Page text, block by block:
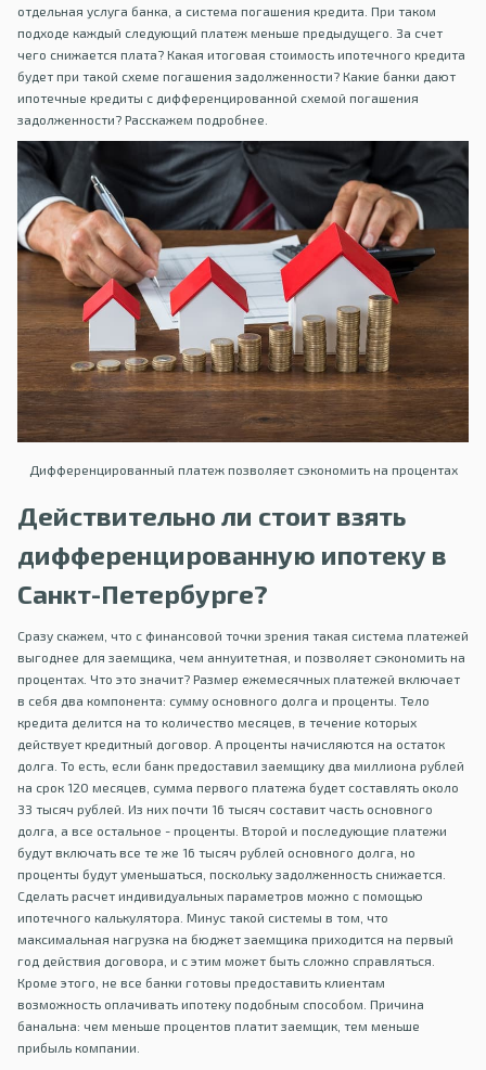
отдельная услуга банка, а система погашения кредита. При таком
подходе каждый следующий платеж меньше предыдущего. За счет
чего снижается плата? Какая итоговая стоимость ипотечного кредита
будет при такой схеме погашения задолженности? Какие банки дают
ипотечные кредиты с дифференцированной схемой погашения
задолженности? Расскажем подробнее.
Дифференцированный платеж позволяет сэкономить на процентах
Действительно ли стоит взять
дифференцированную ипотеку в
Санкт-Петербурге?
Сразу скажем, что с финансовой точки зрения такая система платежей
выгоднее для заемщика, чем аннуитетная, и позволяет сэкономить на
процентах. Что это значит? Размер ежемесячных платежей включает
в себя два компонента: сумму основного долга и проценты. Тело
кредита делится на то количество месяцев, в течение которых
действует кредитный договор. А проценты начисляются на остаток
долга. То есть, если банк предоставил заемщику два миллиона рублей
на срок 120 месяцев, сумма первого платежа будет составлять около
33 тысяч рублей. Из них почти 16 тысяч составит часть основного
долга, а все остальное - проценты. Второй и последующие платежи
будут включать все те же 16 тысяч рублей основного долга, но
проценты будут уменьшаться, поскольку задолженность снижается.
Сделать расчет индивидуальных параметров можно с помощью
ипотечного калькулятора. Минус такой системы в том, что
максимальная нагрузка на бюджет заемщика приходится на первый
год действия договора, и с этим может быть сложно справляться.
Кроме этого, не все банки готовы предоставить клиентам
возможность оплачивать ипотеку подобным способом. Причина
банальна: чем меньше процентов платит заемщик, тем меньше
прибыль компании.